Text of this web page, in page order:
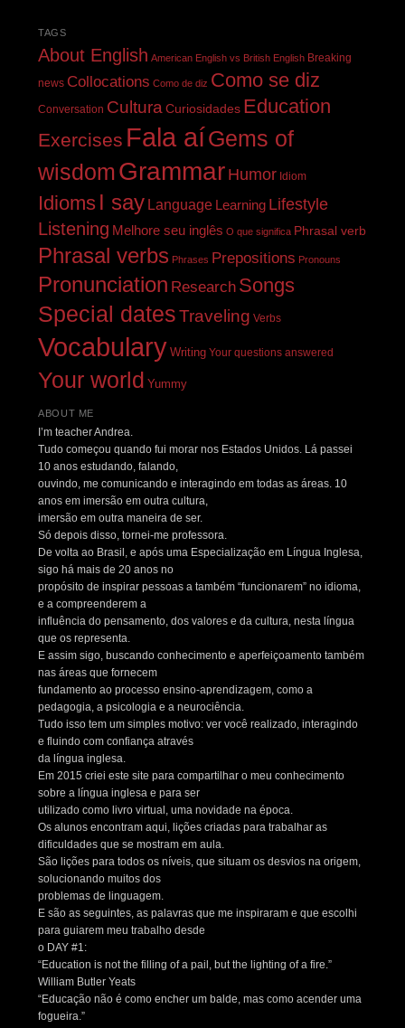
TAGS
About English American English vs British English Breaking
news Collocations Como de diz Como se diz
Conversation Cultura Curiosidades Education
Exercises Fala aíGems of
wisdomGrammar Humor Idiom
Idioms I say Language Learning Lifestyle
Listening Melhore seu inglês O que significa Phrasal verb
Phrasal verbs Phrases Prepositions Pronouns
Pronunciation Research Songs
Special dates Traveling Verbs
Vocabulary Writing Your questions answered
Your world Yummy
ABOUT ME
I’m teacher Andrea.
Tudo começou quando fui morar nos Estados Unidos. Lá passei
10 anos estudando, falando,
ouvindo, me comunicando e interagindo em todas as áreas. 10
anos em imersão em outra cultura,
imersão em outra maneira de ser.
Só depois disso, tornei-me professora.
De volta ao Brasil, e após uma Especialização em Língua Inglesa,
sigo há mais de 20 anos no
propósito de inspirar pessoas a também “funcionarem” no idioma,
e a compreenderem a
influência do pensamento, dos valores e da cultura, nesta língua
que os representa.
E assim sigo, buscando conhecimento e aperfeiçoamento também
nas áreas que fornecem
fundamento ao processo ensino-aprendizagem, como a
pedagogia, a psicologia e a neurociência.
Tudo isso tem um simples motivo: ver você realizado, interagindo
e fluindo com confiança através
da língua inglesa.
Em 2015 criei este site para compartilhar o meu conhecimento
sobre a língua inglesa e para ser
utilizado como livro virtual, uma novidade na época.
Os alunos encontram aqui, lições criadas para trabalhar as
dificuldades que se mostram em aula.
São lições para todos os níveis, que situam os desvios na origem,
solucionando muitos dos
problemas de linguagem.
E são as seguintes, as palavras que me inspiraram e que escolhi
para guiarem meu trabalho desde
o DAY #1:
“Education is not the filling of a pail, but the lighting of a fire.”
William Butler Yeats
“Educação não é como encher um balde, mas como acender uma
fogueira.”